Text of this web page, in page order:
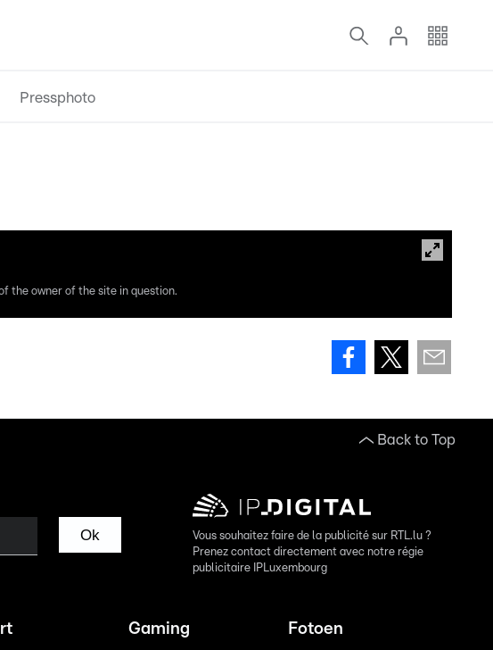
Pressphoto
the owner of the site in question.
Back to Top
Ok
Vous souhaitez faire de la publicité sur RTL.lu ?
Prenez contact directement avec notre régie
publicitaire IPLuxembourg
Gaming Fotoen